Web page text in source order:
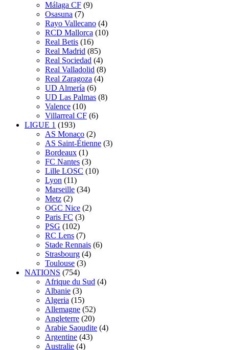
Málaga CF (9)
Osasuna (7)
Rayo Vallecano (4)
RCD Mallorca (10)
Real Betis (16)
Real Madrid (85)
Real Sociedad (4)
Real Valladolid (8)
Real Zaragoza (4)
UD Almería (6)
UD Las Palmas (8)
Valence (10)
Villarreal CF (6)
LIGUE 1 (193)
AS Monaco (2)
AS Saint-Étienne (3)
Bordeaux (1)
FC Nantes (3)
Lille LOSC (10)
Lyon (11)
Marseille (34)
Metz (2)
OGC Nice (2)
Paris FC (3)
PSG (102)
RC Lens (7)
Stade Rennais (6)
Strasbourg (4)
Toulouse (3)
NATIONS (754)
Afrique du Sud (4)
Albanie (3)
Algeria (15)
Allemagne (52)
Angleterre (20)
Arabie Saoudite (4)
Argentine (43)
Australie (4)